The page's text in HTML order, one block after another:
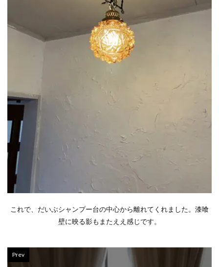
これで、だいぶシャンプー台の中心から離れてくれました。漆喰
壁に映る影もまたええ感じです。
Prev